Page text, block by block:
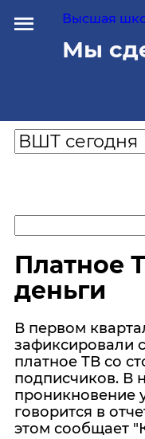
Высшая
Мы
Платное
деньги
В первом
зафиксировали
платное ТВ со
подписчиков. В
проникновение
говорится в
этом сообщает